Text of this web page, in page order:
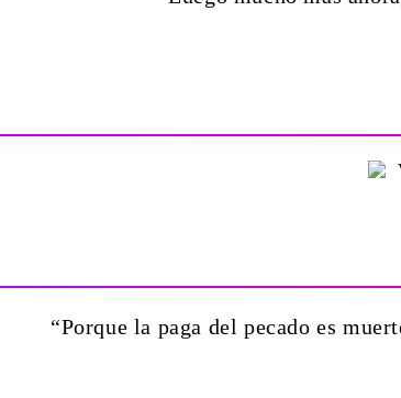
“Porque la paga del pecado es